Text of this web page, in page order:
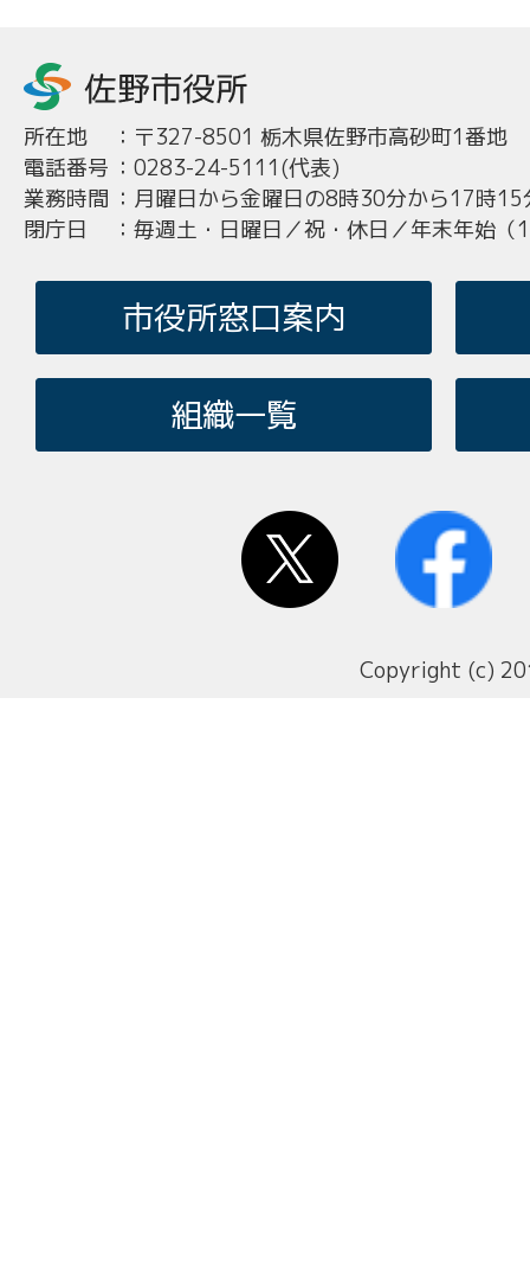
所在地 ： 〒327-8501 栃木県佐野市高砂町1番地
電話番号 ： 0283-24-5111(代表)
業務時間 ： 月曜日から金曜日の8時30分から17時15
閉庁日
： 毎週土・日曜日／祝・休日／年末年始
市役所窓口案内
組織一覧
Copyright (c)